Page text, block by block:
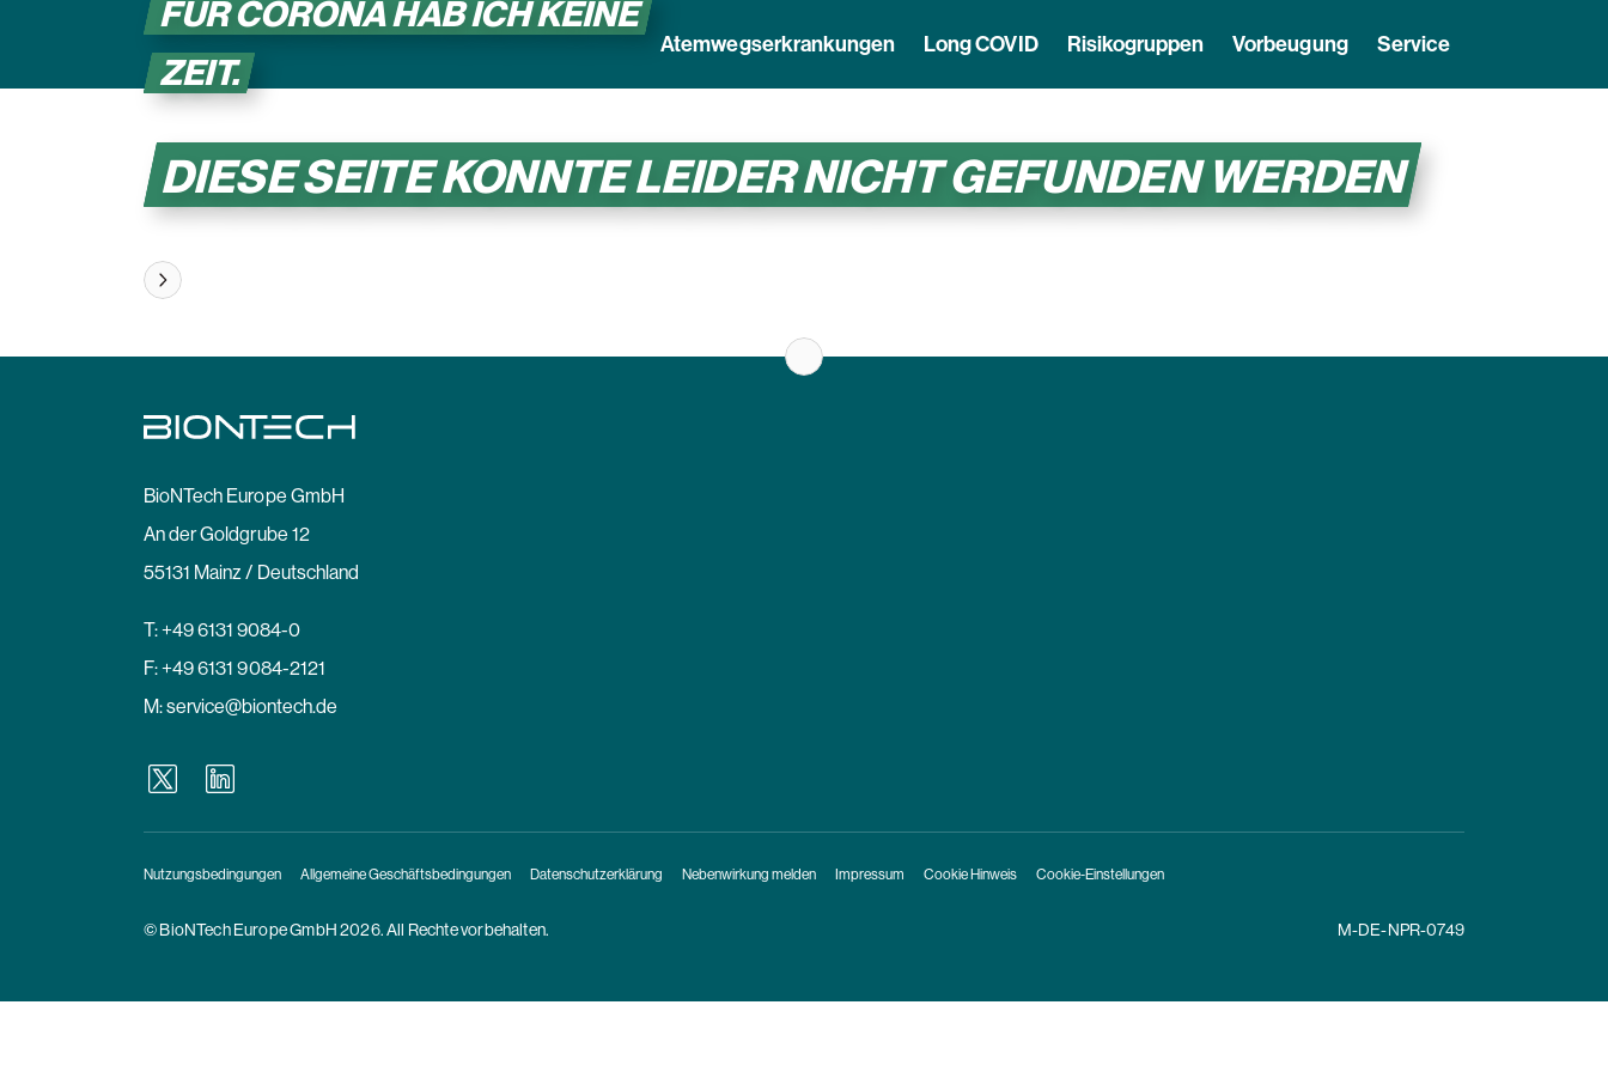
FÜR CORONA HAB ICH KEINE
ZEIT.
Atemwegserkrankungen Long COVID Risikogruppen Vorbeugung Service
DIESE SEITE KONNTE LEIDER NICHT GEFUNDEN WERDEN
BioNTech Europe GmbH
An der Goldgrube 12
55131 Mainz / Deutschland
T:+49 6131 9084-0
F: +49 6131 9084-2121
M:service@biontech.de
Nutzungsbedingungen Allgemeine Geschäftsbedingungen Datenschutzerklärung Nebenwirkung melden Impressum Cookie Hinweis Cookie-Einstellungen
© BioNTech Europe GmbH 2026. All Rechte vorbehalten. M-DE-NPR-0749